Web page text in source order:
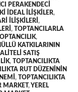
PERAKENDECI
IDEAL ILIŞKILER,
ILIŞKILERI ,
, TOPTANCILARLA
,
KATKILARININ
SATIŞ
, TOPTANCILIKTA
RUT DÜZENININ
, TOPTANCILIKTA
MARKET,YEREL